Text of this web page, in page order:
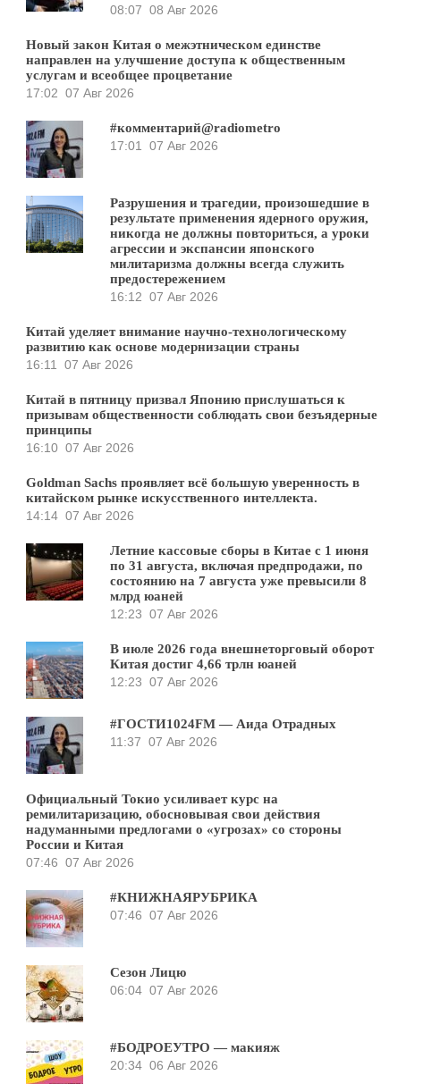
08:07 08 Авг 2026
Новый закон Китая о межэтническом единстве
направлен на улучшение доступа к общественным
услугам и всеобщее процветание
17:02 07 Авг 2026
#комментарий@radiometro
17:01
07 Авг 2026
Разрушения и трагедии, произошедшие в
результате применения ядерного оружия,
никогда не должны повториться, а уроки
агрессии и экспансии японского
милитаризма должны всегда служить
предостережением
16:12 07 Авг 2026
Китай уделяет внимание научно-технологическому
развитию как основе модернизации страны
16:11
07 Авг 2026
Китай в пятницу призвал Японию прислушаться к
призывам общественности соблюдать свои безъядерные
принципы
16:10 07 Авг 2026
Goldman Sachs проявляет всё большую уверенность в
китайском рынке искусственного интеллекта.
14:14 07 Авг 2026
Летние кассовые сборы в Китае с 1 июня
по 31 августа, включая предпродажи, по
состоянию на 7 августа уже превысили 8
млрд юаней
12:23 07 Авг 2026
В июле 2026 года внешнеторговый оборот
Китая достиг 4,66 трлн юаней
12:23 07 Авг 2026
#ГОСТИ1024FM — Аида Отрадных
11:37 07 Авг 2026
Официальный Токио усиливает курс на
ремилитаризацию, обосновывая свои действия
надуманными предлогами о «угрозах» со стороны
России и Китая
07:46 07 Авг 2026
#КНИЖНАЯРУБРИКА
07:46 07 Авг 2026
Сезон Лицю
06:04 07 Авг 2026
#БОДРОЕУТРО — макияж
20:34 06 Авг 2026